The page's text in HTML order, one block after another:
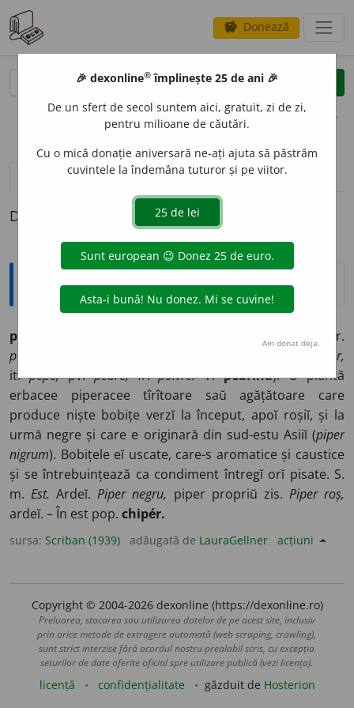
savings Donează
clear
opțiuni
definiții (1) pronunțievolume_up (38)
Definiția cu ID-ul 693872:
Explicative DEX
pipér
d. vgr.
pepérion,
pĭper,
it.pépe,pv.pebre,fr.poivre.V.pebrină). O plantă
erbacee piperacee tîrîtoare saŭ agățătoare care
produce niște bobițe verzĭ la început, apoĭ roșiĭ, și la
urmă negre și care e originară din sud-estu Asiiĭ (piper
nigrum). Bobițele eĭ uscate, care-s aromatice și caustice
și se întrebuințează ca condiment întregĭ orĭ pisate. S.
m.Est. Ardeĭ.Piper negru, piper propriŭ zis. Piper roș,
ardeĭ. – În est pop. chipér.
sursa: Scriban (1939) adăugată de LauraGellner acțiuni
Copyright © 2004-2026 dexonline (https://dexonline.ro)
Preluarea, stocarea sau utilizarea datelor de pe acest site, inclusiv
prin orice metode de extragere automată (web scraping, crawling),
sunt strict interzise fără acordul nostru prealabil scris, cu excepția
seturilor de date oferite oficial spre utilizare publică (vezi licența).
licență confidențialitate găzduit de Hosterion
🎉 dexonline® împlinește 25 de ani 🎉
De un sfert de secol suntem aici, gratuit, zi de zi,
pentru milioane de căutări.
Cu o mică donație aniversară ne-ați ajuta să păstrăm
cuvintele la îndemâna tuturor și pe viitor.
Am donat deja.